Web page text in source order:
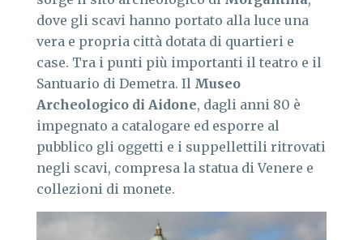
dove gli scavi hanno portato alla luce una
vera e propria città dotata di quartieri e
case. Tra i punti più importanti il teatro e il
Santuario di Demetra. Il Museo
Archeologico di Aidone, dagli anni 80 è
impegnato a catalogare ed esporre al
pubblico gli oggetti e i suppellettili ritrovati
negli scavi, compresa la statua di Venere e
collezioni di monete.